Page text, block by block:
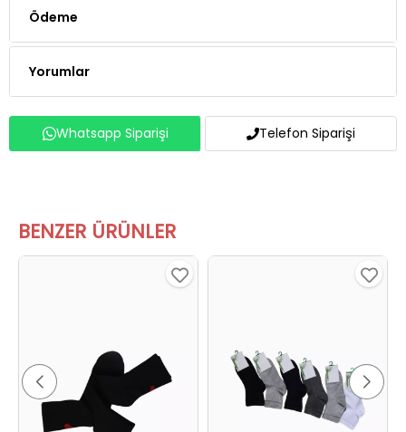
Ödeme
Yorumlar
Whatsapp Siparişi Telefon Siparişi
BENZER ÜRÜNLER